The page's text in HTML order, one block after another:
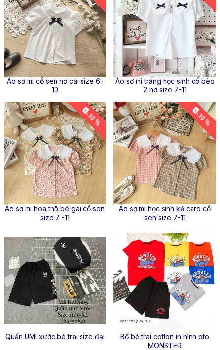
Áo sơ mi cổ sen nơ cài size 6-
10
Áo sơ mi trắng học sinh cổ bèo
2 nơ size 7-11
-10 %
Áo sơ mi hoa thô bé gái cổ sen
size 7 -11
-10 %
Áo sơ mi học sinh kẻ caro cổ
sen size 7-11
Quần UMI xước bé trai size đại
Bộ bé trai cotton in hình oto
MONSTER